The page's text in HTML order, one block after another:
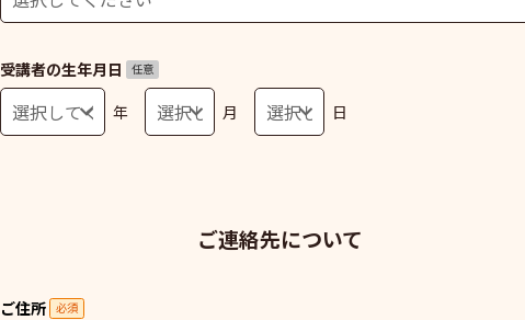
受講者の生年月日 任意
年 月 日
ご連絡先について
ご住所 必須